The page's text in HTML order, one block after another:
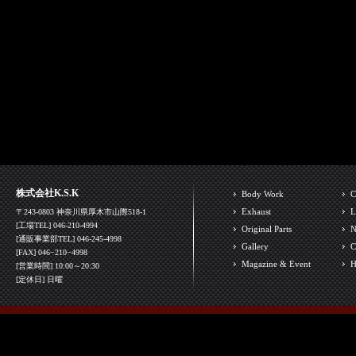
株式会社K.S.K
〒243-0803 神奈川県厚木市山際518-1
[工場TEL] 046-210-4994
[通販事業部TEL] 046-245-4998
[FAX] 046−210−4998
[営業時間] 10:00～20:30
[定休日] 日曜
Body Work
Exhaust
Original Parts
Gallery
Magazine & Event